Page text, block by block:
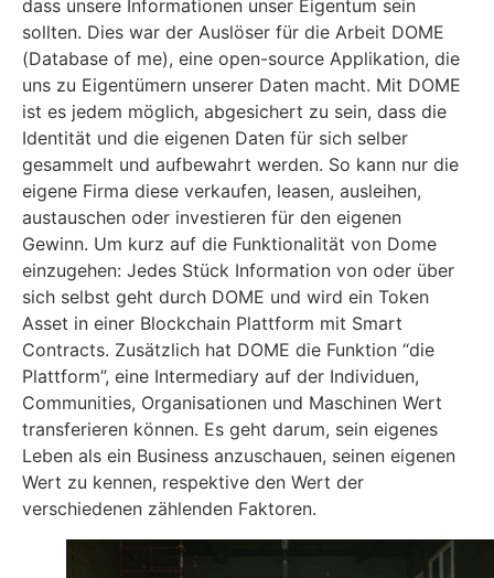
dass unsere Informationen unser Eigentum sein
sollten. Dies war der Auslöser für die Arbeit DOME
(Database of me), eine open-source Applikation, die
uns zu Eigentümern unserer Daten macht. Mit DOME
ist es jedem möglich, abgesichert zu sein, dass die
Identität und die eigenen Daten für sich selber
gesammelt und aufbewahrt werden. So kann nur die
eigene Firma diese verkaufen, leasen, ausleihen,
austauschen oder investieren für den eigenen
Gewinn. Um kurz auf die Funktionalität von Dome
einzugehen: Jedes Stück Information von oder über
sich selbst geht durch DOME und wird ein Token
Asset in einer Blockchain Plattform mit Smart
Contracts. Zusätzlich hat DOME die Funktion “die
Plattform”, eine Intermediary auf der Individuen,
Communities, Organisationen und Maschinen Wert
transferieren können. Es geht darum, sein eigenes
Leben als ein Business anzuschauen, seinen eigenen
Wert zu kennen, respektive den Wert der
verschiedenen zählenden Faktoren.